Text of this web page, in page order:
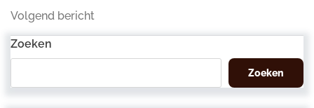
Volgend
bericht
Volgend bericht
Zoeken
Zoeken